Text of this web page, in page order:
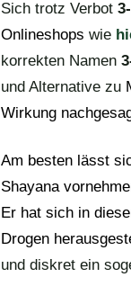
Sich trotz Verbot
Onlineshops wie
korrekten Namen
und Alternative zu
Wirkung
Am besten lässt
Shayana
Er hat sich in
Drogen
und diskret ein